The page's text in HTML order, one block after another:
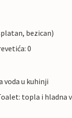
bezican)
0
voda u kuhinji
topla i hladna